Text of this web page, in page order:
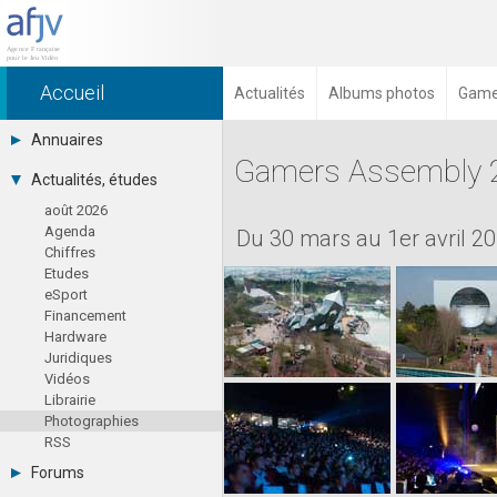
Accueil Actualités Albums photos
Annuaires
Toutes les sociétés (691)
Studios (418)
Editeurs (49)
Distributeurs (16)
Hard. / Accessoires (10)
Middlewares (15)
Prestataires (99)
Assoc. / Syndicats (21)
Formations / Ecoles (46)
Presse spécialisée (17)
Actualités, études
août 2026
Agenda
Chiffres
Etudes
eSport
Financement
Hardware
Juridiques
Vidéos
Librairie
Photographies
RSS
Forums
Gamers Assembly
Du 30 mars au 1er avril